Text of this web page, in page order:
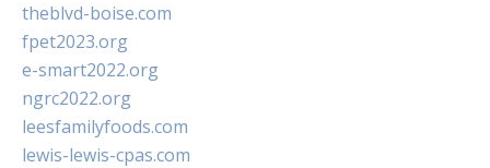
theblvd-boise.com
fpet2023.org
e-smart2022.org
ngrc2022.org
leesfamilyfoods.com
lewis-lewis-cpas.com